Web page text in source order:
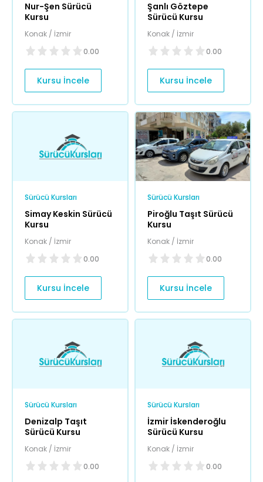
Nur-Şen Sürücü
Kursu
Konak / İzmir
0.00
Kursu İncele
Şanlı Göztepe
Sürücü Kursu
Konak / İzmir
0.00
Kursu İncele
Sürücü Kursları
Simay Keskin Sürücü
Kursu
Konak / İzmir
0.00
Kursu İncele
Sürücü Kursları
Piroğlu Taşıt Sürücü
Kursu
Konak / İzmir
0.00
Kursu İncele
Sürücü Kursları
Denizalp Taşıt
Sürücü Kursu
Konak / İzmir
0.00
Sürücü Kursları
İzmir İskenderoğlu
Sürücü Kursu
Konak / İzmir
0.00